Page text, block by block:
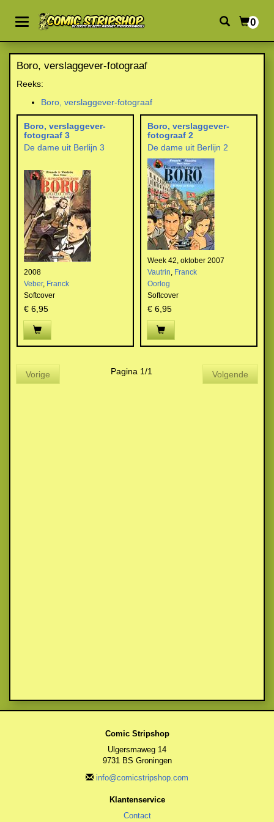
0
Boro, verslaggever-fotograaf
Reeks:
Boro, verslaggever-fotograaf
Boro, verslaggever-
fotograaf 3
De dame uit Berlijn 3
2008
Veber, Franck
Softcover
€ 6,95
Boro, verslaggever-
fotograaf 2
De dame uit Berlijn 2
Week 42, oktober 2007
Vautrin, Franck
Oorlog
Softcover
€ 6,95
Vorige Pagina 1/1 Volgende
Comic Stripshop
Ulgersmaweg 14
9731 BS Groningen
info@comicstripshop.com
Klantenservice
Contact